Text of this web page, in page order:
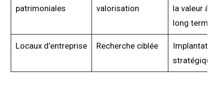
patrimoniales
valorisation
la valeur à
long terme
Locaux d’entreprise Recherche ciblée
stratégique